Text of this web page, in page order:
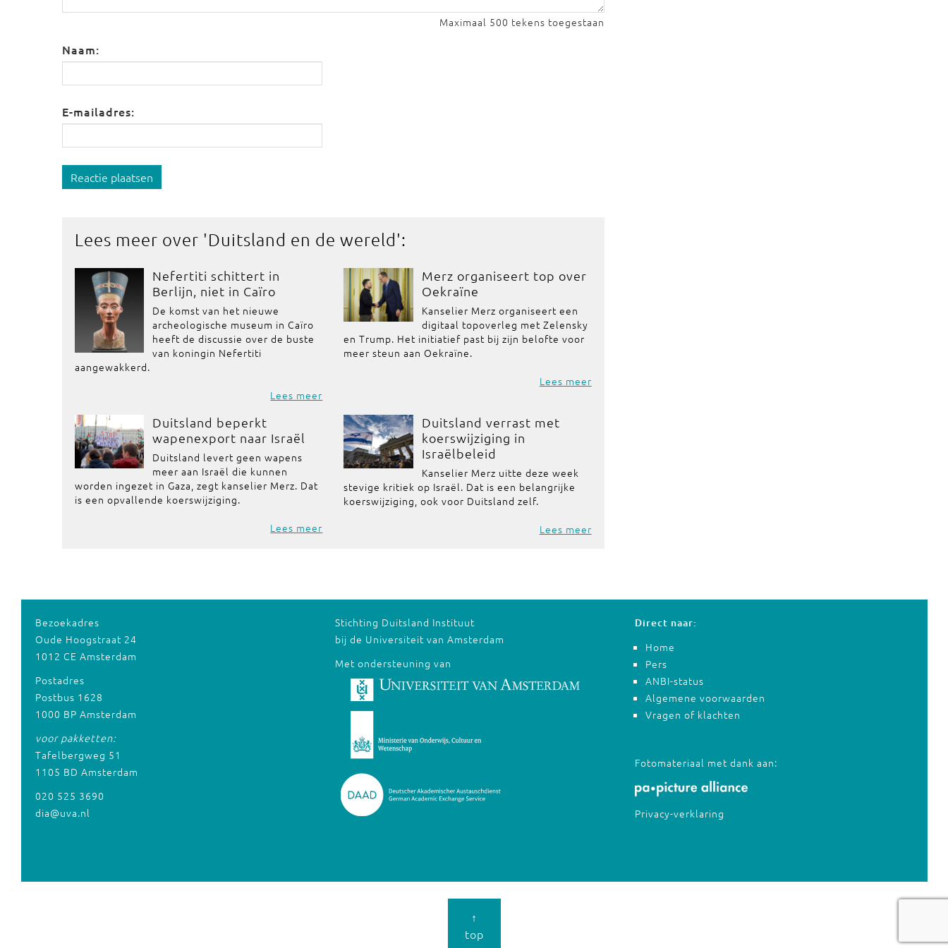
Maximaal 500 tekens toegestaan
Naam:
E-mailadres:
Reactie plaatsen
Lees meer over 'Duitsland en de wereld':
Nefertiti schittert in
Berlijn, niet in Caïro
De komst van het nieuwe
archeologische museum in Caïro
heeft de discussie over de buste
van koningin Nefertiti
aangewakkerd.
Lees meer
Merz organiseert top over
Oekraïne
Kanselier Merz organiseert een
digitaal topoverleg met Zelensky
en Trump. Het initiatief past bij zijn belofte voor
meer steun aan Oekraïne.
Lees meer
Duitsland beperkt
wapenexport naar Israël
Duitsland levert geen wapens
meer aan Israël die kunnen
worden ingezet in Gaza, zegt kanselier Merz. Dat
is een opvallende koerswijziging.
Lees meer
Duitsland verrast met
koerswijziging in
Israëlbeleid
Kanselier Merz uitte deze week
stevige kritiek op Israël. Dat is een belangrijke
koerswijziging, ook voor Duitsland zelf.
Lees meer
Bezoekadres
Oude Hoogstraat 24
1012 CE Amsterdam
Postadres
Postbus 1628
1000 BP Amsterdam
voor pakketten:
Tafelbergweg 51
1105 BD Amsterdam
020 525 3690
dia@uva.nl
Stichting Duitsland Instituut
bij de Universiteit van Amsterdam
Met ondersteuning van
Direct naar:
Home
Pers
ANBI-status
Algemene voorwaarden
Vragen of klachten
Fotomateriaal met dank aan:
Privacy-verklaring
↑
top